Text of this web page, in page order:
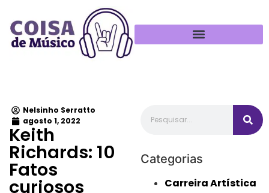
Nelsinho Serratto
agosto 1, 2022
Keith
Richards: 10
Fatos
curiosos
Categorias
Carreira Artística